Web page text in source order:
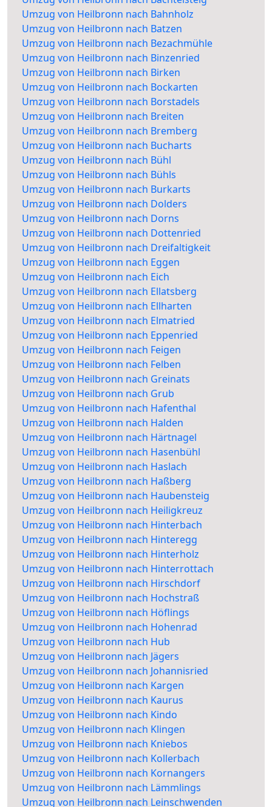
Umzug von Heilbronn nach Bahnholz
Umzug von Heilbronn nach Batzen
Umzug von Heilbronn nach Bezachmühle
Umzug von Heilbronn nach Binzenried
Umzug von Heilbronn nach Birken
Umzug von Heilbronn nach Bockarten
Umzug von Heilbronn nach Borstadels
Umzug von Heilbronn nach Breiten
Umzug von Heilbronn nach Bremberg
Umzug von Heilbronn nach Bucharts
Umzug von Heilbronn nach Bühl
Umzug von Heilbronn nach Bühls
Umzug von Heilbronn nach Burkarts
Umzug von Heilbronn nach Dolders
Umzug von Heilbronn nach Dorns
Umzug von Heilbronn nach Dottenried
Umzug von Heilbronn nach Dreifaltigkeit
Umzug von Heilbronn nach Eggen
Umzug von Heilbronn nach Eich
Umzug von Heilbronn nach Ellatsberg
Umzug von Heilbronn nach Ellharten
Umzug von Heilbronn nach Elmatried
Umzug von Heilbronn nach Eppenried
Umzug von Heilbronn nach Feigen
Umzug von Heilbronn nach Felben
Umzug von Heilbronn nach Greinats
Umzug von Heilbronn nach Grub
Umzug von Heilbronn nach Hafenthal
Umzug von Heilbronn nach Halden
Umzug von Heilbronn nach Härtnagel
Umzug von Heilbronn nach Hasenbühl
Umzug von Heilbronn nach Haslach
Umzug von Heilbronn nach Haßberg
Umzug von Heilbronn nach Haubensteig
Umzug von Heilbronn nach Heiligkreuz
Umzug von Heilbronn nach Hinterbach
Umzug von Heilbronn nach Hinteregg
Umzug von Heilbronn nach Hinterholz
Umzug von Heilbronn nach Hinterrottach
Umzug von Heilbronn nach Hirschdorf
Umzug von Heilbronn nach Hochstraß
Umzug von Heilbronn nach Höflings
Umzug von Heilbronn nach Hohenrad
Umzug von Heilbronn nach Hub
Umzug von Heilbronn nach Jägers
Umzug von Heilbronn nach Johannisried
Umzug von Heilbronn nach Kargen
Umzug von Heilbronn nach Kaurus
Umzug von Heilbronn nach Kindo
Umzug von Heilbronn nach Klingen
Umzug von Heilbronn nach Kniebos
Umzug von Heilbronn nach Kollerbach
Umzug von Heilbronn nach Kornangers
Umzug von Heilbronn nach Lämmlings
Umzug von Heilbronn nach Leinschwenden